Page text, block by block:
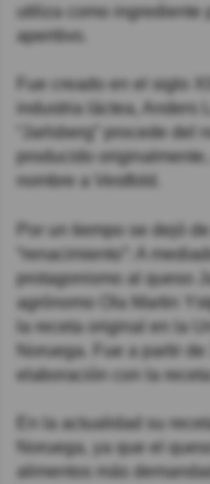
utiliza como ingrediente
aperitivo.
Fue creado en el siglo
industria láctea, Anders
“Jarlsberg” procede
producido
nombre a Vestfold.
Por un tiempo se dejó
“renacimiento”: A
protagonismo al queso
agrónomo Ola Martin
la receta original en la
Noruega. Fue a partir
elaboración con la
En la actualidad su
Noruega, ya que el
alimentos más